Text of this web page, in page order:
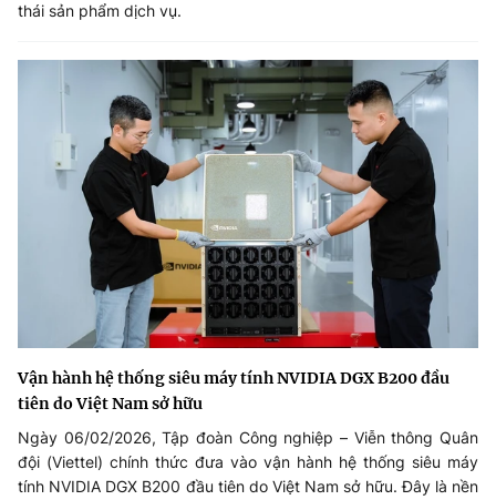
thái sản phẩm dịch vụ.
Vận hành hệ thống siêu máy tính NVIDIA DGX B200 đầu
tiên do Việt Nam sở hữu
Ngày 06/02/2026, Tập đoàn Công nghiệp – Viễn thông Quân
đội (Viettel) chính thức đưa vào vận hành hệ thống siêu máy
tính NVIDIA DGX B200 đầu tiên do Việt Nam sở hữu. Đây là nền